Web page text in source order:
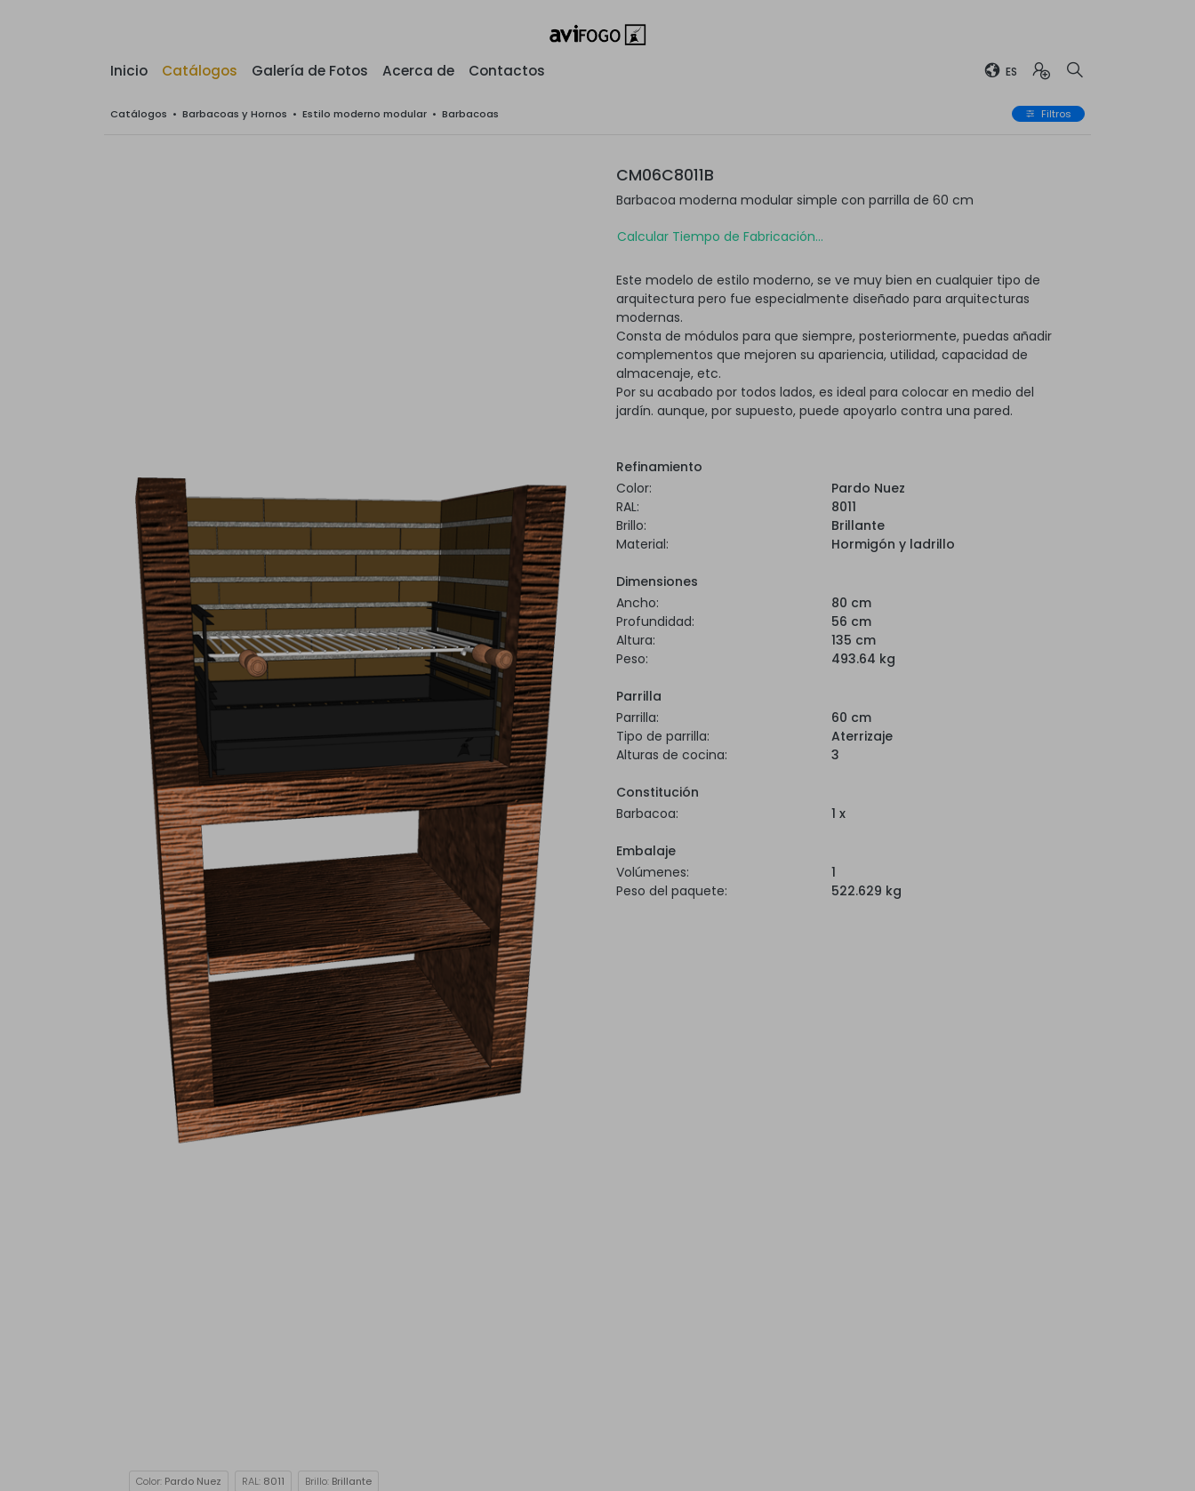
Inicio Catálogos Galería de Fotos Acerca de Contactos ES
Catálogos • Barbacoas y Hornos • Estilo moderno modular • Barbacoas Filtros
Color: Pardo Nuez RAL: 8011 Brillo: Brillante
CM06C8011B
Barbacoa moderna modular simple con parrilla de 60 cm
Calcular Tiempo de Fabricación...
Este modelo de estilo moderno, se ve muy bien en cualquier tipo de
arquitectura pero fue especialmente diseñado para arquitecturas
modernas.
Consta de módulos para que siempre, posteriormente, puedas añadir
complementos que mejoren su apariencia, utilidad, capacidad de
almacenaje, etc.
Por su acabado por todos lados, es ideal para colocar en medio del
jardín. aunque, por supuesto, puede apoyarlo contra una pared.
Refinamiento
Color:
Pardo Nuez
RAL:
8011
Brillo:
Brillante
Material:
Hormigón y ladrillo
Dimensiones
Ancho:
80 cm
Profundidad:
56 cm
Altura:
135 cm
Peso:
493.64 kg
Parrilla
Parrilla:
60 cm
Tipo de parrilla:
Aterrizaje
Alturas de cocina:
3
Constitución
Barbacoa:
1 x
Embalaje
Volúmenes:
1
Peso del paquete:
522.629 kg